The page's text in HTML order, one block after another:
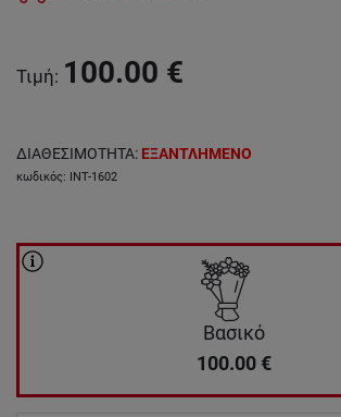
Τιμή: 100.00 €
ΔΙΑΘΕΣΙΜΟΤΗΤΑ: ΕΞΑΝΤΛΗΜΕΝΟ
κωδικός: INT-1602
Βασικό
100.00 €